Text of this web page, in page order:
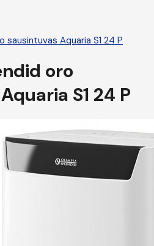
sausintuvas Aquaria S1 24 P
oro
S1 24 P